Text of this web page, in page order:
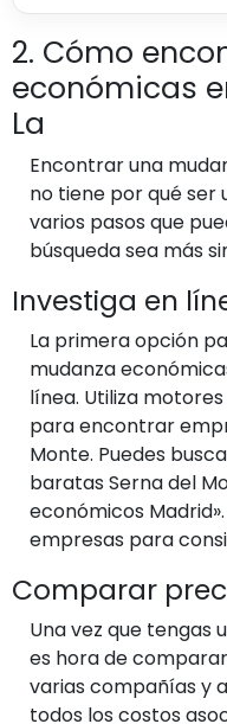
2. Cómo
económicas
La
Encontrar una
no tiene por qué ser
varios pasos que
búsqueda sea más
Investiga en
La primera opción
mudanza
línea. Utiliza
para encontrar
Monte. Puedes
baratas Serna del
económicos
empresas para
Comparar
Una vez que tengas
es hora de
varias compañías y
todos los costos